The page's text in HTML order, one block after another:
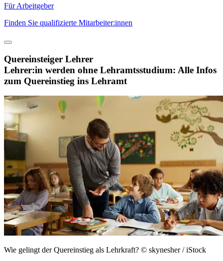
Für Arbeitgeber
Finden Sie qualifizierte Mitarbeiter:innen
Quereinsteiger Lehrer
Lehrer:in werden ohne Lehramtsstudium: Alle Infos
zum Quereinstieg ins Lehramt
Wie gelingt der Quereinstieg als Lehrkraft? © skynesher / iStock